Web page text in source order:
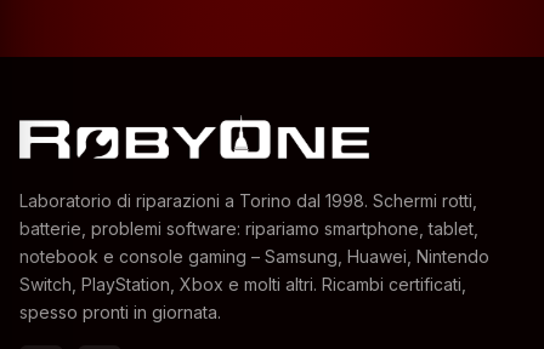
Laboratorio di riparazioni a Torino dal 1998. Schermi rotti,
batterie, problemi software: ripariamo smartphone, tablet,
notebook e console gaming – Samsung, Huawei, Nintendo
Switch, PlayStation, Xbox e molti altri. Ricambi certificati,
spesso pronti in giornata.